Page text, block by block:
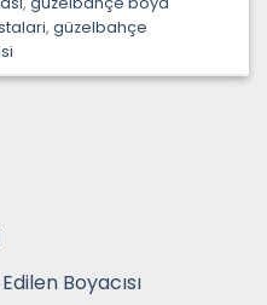
,güzelbahçe
Boyacısı